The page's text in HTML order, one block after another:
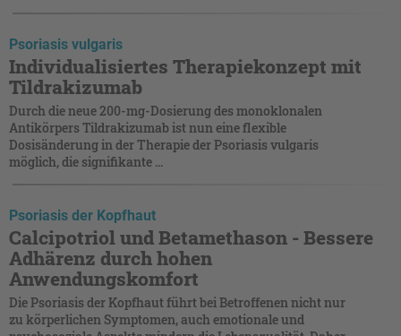
Psoriasis vulgaris
Individualisiertes Therapiekonzept mit
Tildrakizumab
Durch die neue 200-mg-Dosierung des monoklonalen
Antikörpers Tildrakizumab ist nun eine flexible
Dosisänderung in der Therapie der Psoriasis vulgaris
möglich, die signifikante ...
Psoriasis der Kopfhaut
Calcipotriol und Betamethason - Bessere
Adhärenz durch hohen
Anwendungskomfort
Die Psoriasis der Kopfhaut führt bei Betroffenen nicht nur
zu körperlichen Symptomen, auch emotionale und